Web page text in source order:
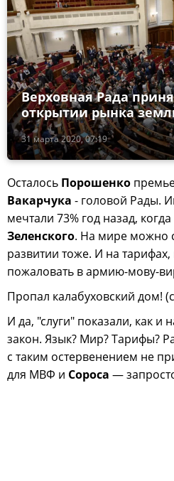
31 марта 2020, 07:19
Верховная Рада
открытии рынка
Осталось Порошенко
Вакарчука - головой Рады.
мечтали 73% год назад,
Зеленского. На мире можно
развитии тоже. И на
пожаловать в армию-мову-
Пропал калабуховский дом!
И да, "слуги" показали, как и
закон. Язык? Мир? Тарифы?
с таким остервенением не
для МВФ и Сороса —